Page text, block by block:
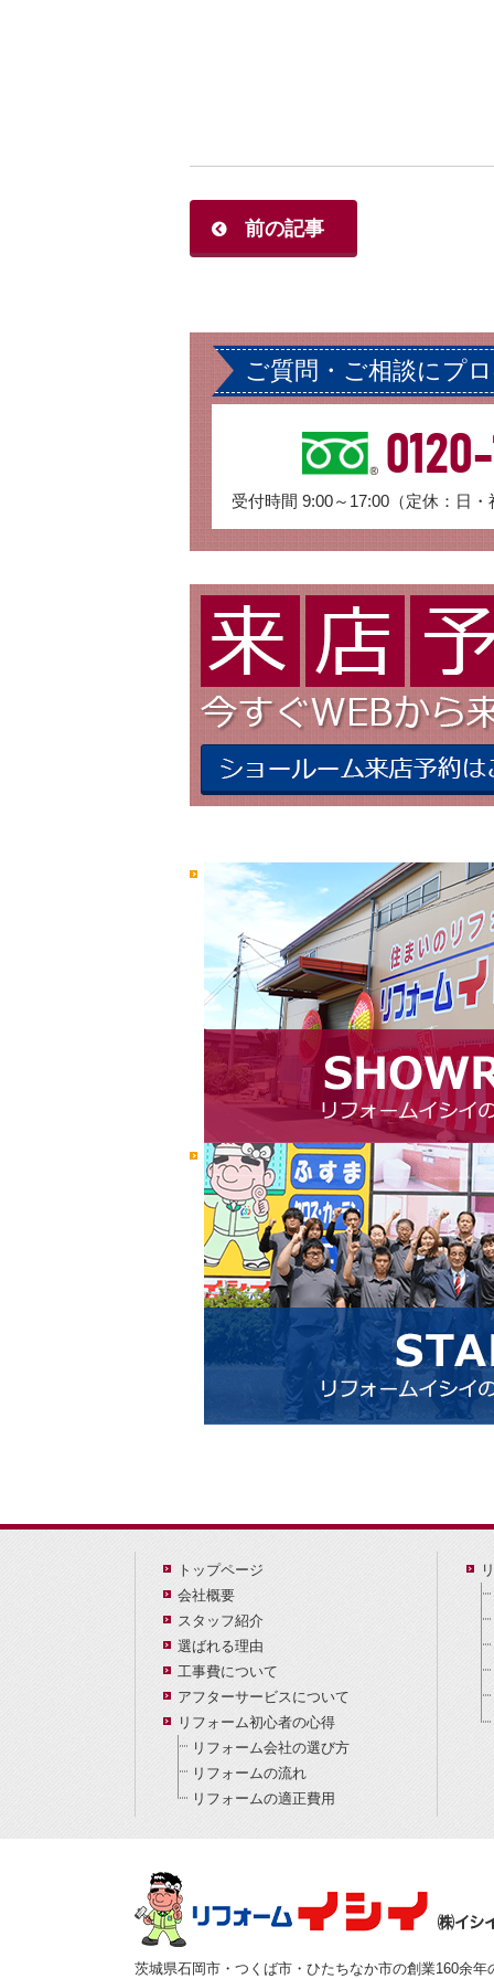
前の記事
ご質問・ご相談にプ
受付時間 9:00～17:00（定休：日
トップページ
会社概要
スタッフ紹介
選ばれる理由
工事費について
アフターサービスについて
リフォーム初心者の心得
リフォーム会社の選び方
リフォームの流れ
リフォームの適正費用
茨城県石岡市・つくば市・ひたちなか市の創業160余年